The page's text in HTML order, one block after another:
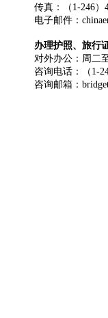
传真：（1-246）
电子邮件：
办理护照、旅行
对外办公：周二
咨询电话：（1-
咨询邮箱：